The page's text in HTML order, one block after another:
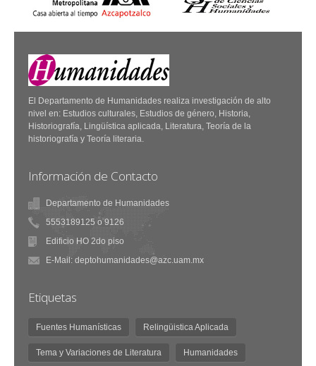
El Departamento de Humanidades realiza investigación de alto
nivel en: Estudios culturales, Estudios de género, Historia,
Historiografía, Lingüística aplicada, Literatura, Teoría de la
historiografía y Teoría literaria.
Información de Contacto
Departamento de Humanidades
5553189125 o 9126
Edificio HO 2do piso
E-Mail: deptohumanidades@azc.uam.mx
Etiquetas
Fuentes Humanísticas Relingüistica Aplicada
Tema y Variaciones de Literatura Humanidades